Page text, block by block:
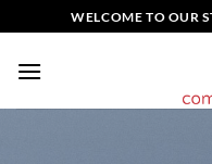
to
content
WELCOME TO OUR